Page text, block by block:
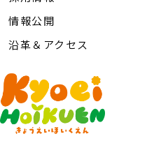
情報公開
沿革＆アクセス